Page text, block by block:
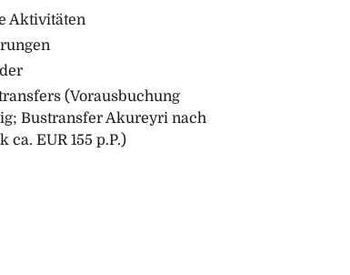
Eissturmvögeln
Frühstück und der
je nach Wunsch noch ein
mag zwar vorbei sein, aber die
Aktivitäten
(Vorausbuchung
Bustransfer Akureyri nach
ca. EUR 155 p.P.)